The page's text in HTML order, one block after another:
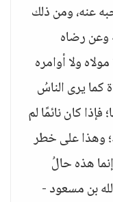
عنه، ومن ذلك
وعن رضاه
ولا أوامره
كما يرى الناسُ
كان نائمًا لم
وهذا على خطر
هذه حالُ
بن مسعود -